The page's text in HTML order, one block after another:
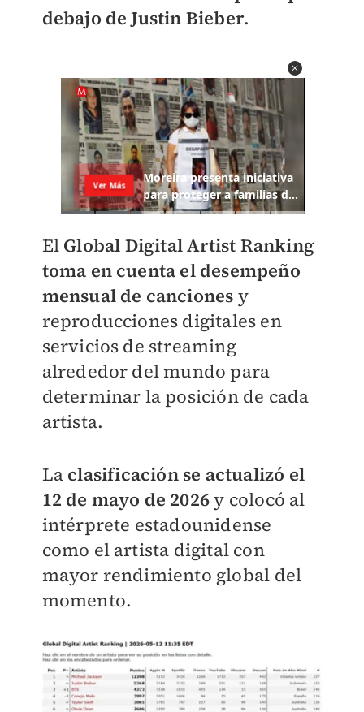
debajo de Justin Bieber.
El Global Digital Artist Ranking
toma en cuenta el desempeño
mensual de canciones y
reproducciones digitales en
servicios de streaming
alrededor del mundo para
determinar la posición de cada
artista.
La clasificación se actualizó el
12 de mayo de 2026y colocó al
intérprete estadounidense
como el artista digital con
mayor rendimiento global del
momento.